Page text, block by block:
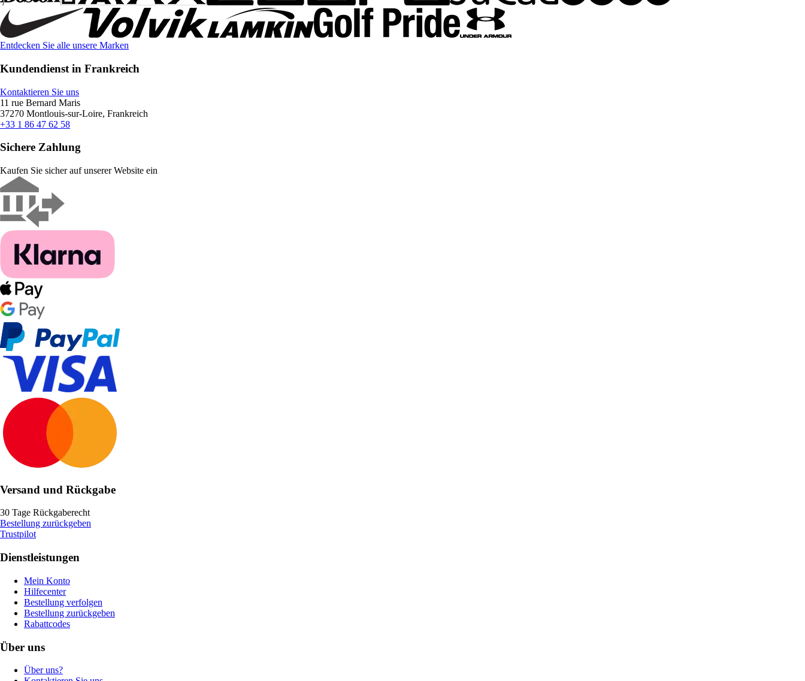
Entdecken Sie alle unsere Marken
Kundendienst in Frankreich
Kontaktieren Sie uns
11 rue Bernard Maris
37270 Montlouis-sur-Loire, Frankreich
+33 1 86 47 62 58
Sichere Zahlung
Kaufen Sie sicher auf unserer Website ein
Versand und Rückgabe
30 Tage Rückgaberecht
Bestellung zurückgeben
Trustpilot
Dienstleistungen
Mein Konto
Hilfecenter
Bestellung verfolgen
Bestellung zurückgeben
Rabattcodes
Über uns
Über uns?